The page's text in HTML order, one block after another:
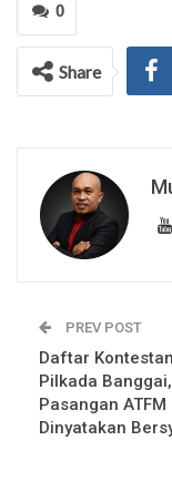
0
Share
PREV POST
Daftar Kontestan
Pilkada
Pasangan ATFM
Dinyatakan